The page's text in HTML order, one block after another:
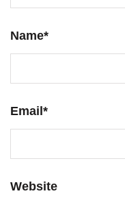
Name*
Email *
Website